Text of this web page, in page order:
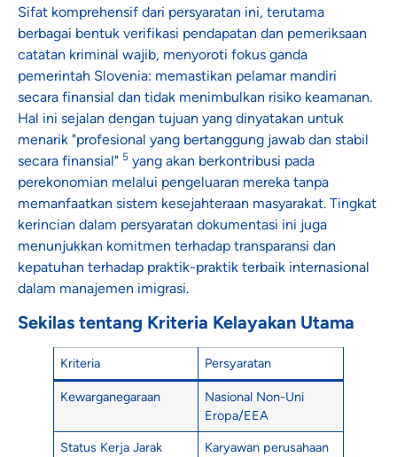
Sifat komprehensif dari persyaratan ini, terutama
berbagai bentuk verifikasi pendapatan dan pemeriksaan
catatan kriminal wajib, menyoroti fokus ganda
pemerintah Slovenia: memastikan pelamar mandiri
secara finansial dan tidak menimbulkan risiko keamanan.
Hal ini sejalan dengan tujuan yang dinyatakan untuk
menarik "profesional yang bertanggung jawab dan stabil
secara finansial" 5 yang akan berkontribusi pada
perekonomian melalui pengeluaran mereka tanpa
memanfaatkan sistem kesejahteraan masyarakat. Tingkat
kerincian dalam persyaratan dokumentasi ini juga
menunjukkan komitmen terhadap transparansi dan
kepatuhan terhadap praktik-praktik terbaik internasional
dalam manajemen imigrasi.
Sekilas tentang Kriteria Kelayakan Utama
Kriteria Persyaratan
Kewarganegaraan
Nasional Non-Uni
Eropa/EEA
Status Kerja Jarak
Karyawan perusahaan